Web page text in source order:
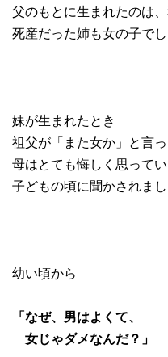
父のもとに生まれたのは、
死産だった姉も女の子でし
妹が生まれたとき
祖父が「また女か」と言
母はとても悔しく思って
子どもの頃に聞かされまし
幼い頃から
「なぜ、男はよくて、
女じゃダメなんだ？」